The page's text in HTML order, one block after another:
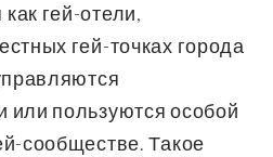
гей-отели,
гей-точках города
или пользуются особой
сообществе. Такое